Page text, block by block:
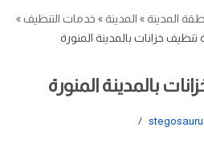
المدينة» المدينة» خدمات التنظيف»
خزانات بالمدينة المنورة
بالمدينة المنورة